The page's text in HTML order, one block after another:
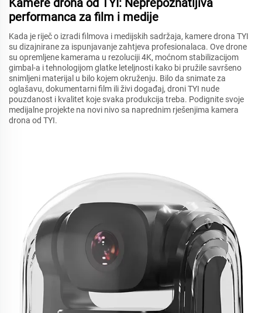
Kamere drona od TYI: Neprepoznatljiva
performanca za film i medije
Kada je riječ o izradi filmova i medijskih sadržaja, kamere drona TYI
su dizajnirane za ispunjavanje zahtjeva profesionalaca. Ove drone
su opremljene kamerama u rezoluciji 4K, moćnom stabilizacijom
gimbal-a i tehnologijom glatke leteljnosti kako bi pružile savršeno
snimljeni materijal u bilo kojem okruženju. Bilo da snimate za
oglašavu, dokumentarni film ili živi događaj, droni TYI nude
pouzdanost i kvalitet koje svaka produkcija treba. Podignite svoje
medijalne projekte na novi nivo sa naprednim rješenjima kamera
drona od TYI.